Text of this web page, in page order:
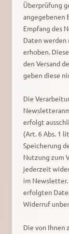
Überprüfung
angegebenen
Empfang des
Daten werden
erhoben.
den Versand
geben diese
Die
erfolgt
(Art. 6 Abs. 1
Speicherung
Nutzung zum
jederzeit
im
erfolgten
Widerruf
Die von Ihnen